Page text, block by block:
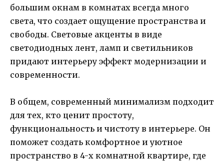
большим окнам в комнатах всегда много
света, что создает ощущение пространства и
свободы. Световые акценты в виде
светодиодных лент, ламп и светильников
придают интерьеру эффект модернизации и
современности.
В общем, современный минимализм подходит
для тех, кто ценит простоту,
функциональность и чистоту в интерьере. Он
поможет создать комфортное и уютное
пространство в 4-х комнатной квартире, где